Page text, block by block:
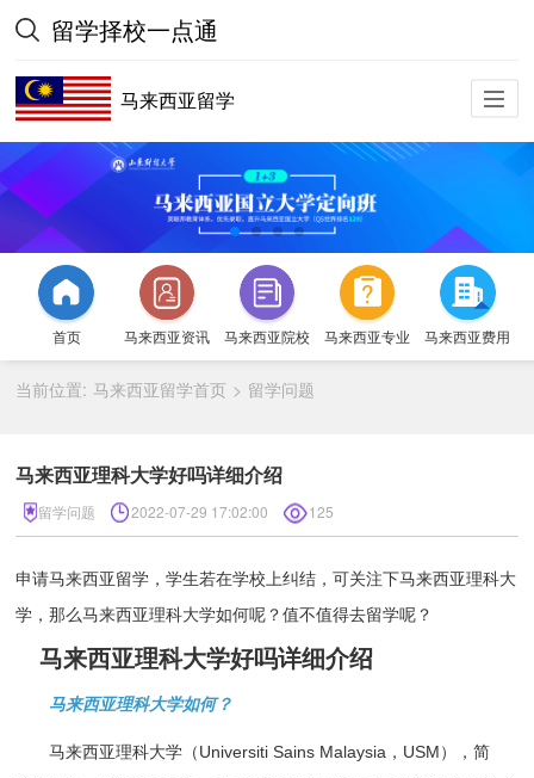
留学择校一点通
马来西亚留学
首页 马来西亚资讯 马来西亚院校 马来西亚专业 马来西亚费用
当前位置: 马来西亚留学首页 > 留学问题
马来西亚理科大学好吗详细介绍
留学问题 2022-07-29 17:02:00 125
申请马来西亚留学，学生若在学校上纠结，可关注下马来西亚理科大
学，那么马来西亚理科大学如何呢？值不值得去留学呢？
马来西亚理科大学好吗详细介绍
马来西亚理科大学如何？
马来西亚理科大学（Universiti Sains Malaysia，USM），简